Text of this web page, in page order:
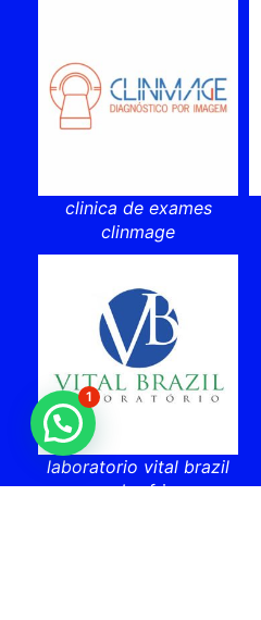
clinica de exames
clinmage
laboratorio vital brazil
cabo frio
1